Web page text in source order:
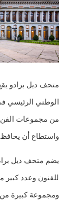
متحف ديل برادو
الوطني الرئيسي
من مجموعات الفن
واستطاع أن يحافظ
للفنون وعدد كبير
ومجموعة كبيرة